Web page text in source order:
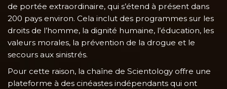
de portée extraordinaire, qui s’étend à présent dans
200 pays environ. Cela inclut des programmes sur les
droits de l’homme, la dignité humaine, l’éducation, les
valeurs morales, la prévention de la drogue et le
secours aux sinistrés.
Pour cette raison, la chaîne de Scientology offre une
plateforme à des cinéastes indépendants qui ont